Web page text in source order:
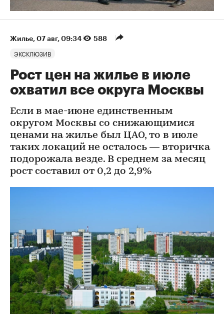
Жилье 07 авг, 09:34 588
ЭКСКЛЮЗИВ
Рост цен на жилье в июле
охватил все округа Москвы
Если в мае-июне единственным
округом Москвы со снижающимися
ценами на жилье был ЦАО, то в июле
таких локаций не осталось — вторичка
подорожала везде. В среднем за месяц
рост составил от 0,2 до 2,9%